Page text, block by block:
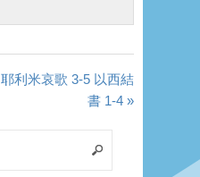
耶利米哀歌 3-5 以西結
書 1-4 »